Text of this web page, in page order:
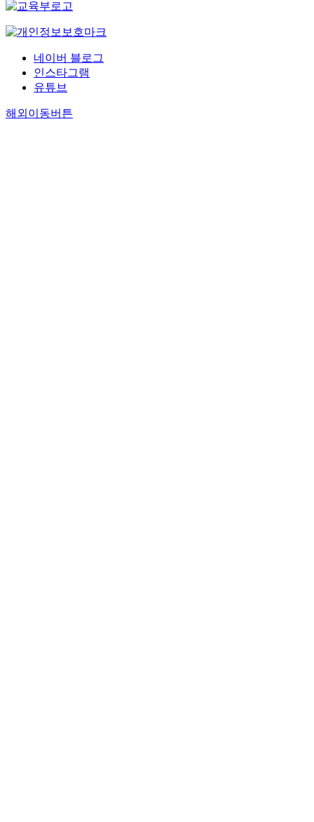
네이버 블로그
인스타그램
유튜브
해외이동버튼